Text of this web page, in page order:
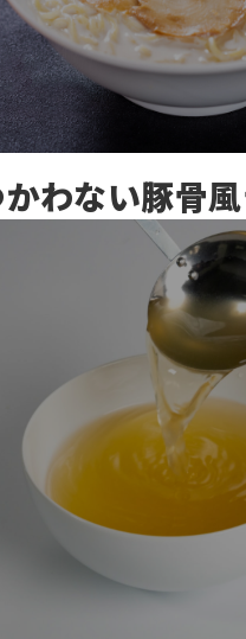
わない豚骨